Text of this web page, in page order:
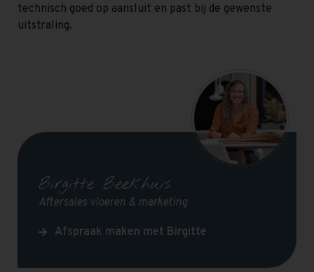
technisch goed op aansluit en past bij de gewenste
uitstraling.
Birgitte Beekhuis
Aftersales vloeren & marketing
Afspraak maken met Birgitte